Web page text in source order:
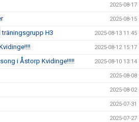
2025-08-17
2025-08-15
H3 2025-08-13 11:45
2025-08-12 15:17
i Åstorp Kvidinge!!!!! 2025-08-10 13:14
2025-08-08
2025-08-02
2025-07-31
2025-07-27